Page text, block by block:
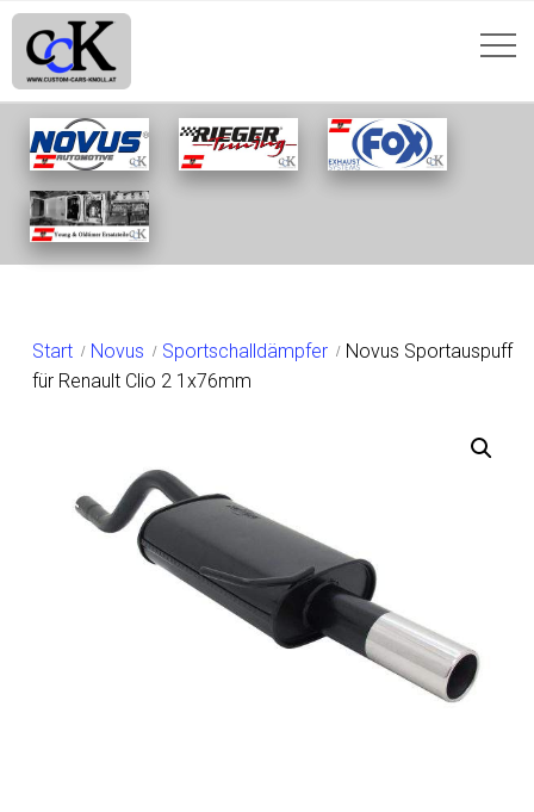
SHOP
Start Novus Sportschalldämpfer
Novus Sportauspuff
für Renault Clio 2 1x76mm